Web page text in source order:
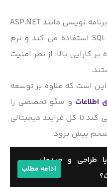
درنیکا از جدیدترین فناوری های برنامه نویسی مانند ASP.NET
Core، Node.js، React و SQL Server استفاده می کند و نرم
کارایی بالا، از نظر امنیت
است که علاوه بر توسعه
و سئو تخصصی را
تا کل فرایند دیجیتالی
پیش برود.
طراحی و چیدمان
ادامه مطلب